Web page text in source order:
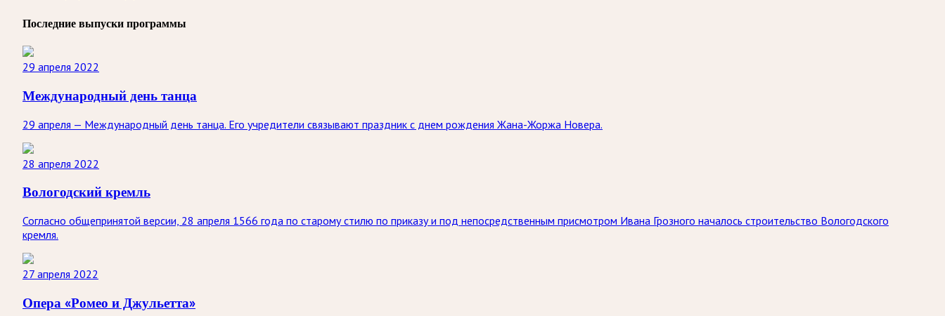
Последние выпуски программы
29 апреля 2022
Международный день танца
29 апреля — Международный день танца. Его учредители связывают праздник с днем рождения Жана-Жоржа Новера.
28 апреля 2022
Вологодский кремль
Согласно общепринятой версии, 28 апреля 1566 года по старому стилю по приказу и под непосредственным присмотром Ивана Грозного началось строительство Вологодского
кремля.
27 апреля 2022
Опера «Ромео и Джульетта»